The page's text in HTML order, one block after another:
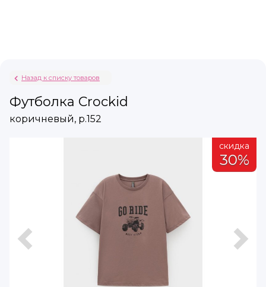
Назад к списку товаров
Футболка Crockid
коричневый, р.152
скидка
30%